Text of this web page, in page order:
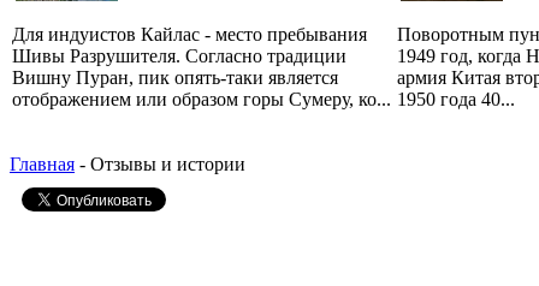
Для индуистов Кайлас - место пребывания
Шивы Разрушителя. Согласно традиции
Вишну Пуран, пик опять-таки является
отображением или образом горы Сумеру, ко...
Поворотным
1949 год, когда
армия Китая
1950 года 40...
Главная - Отзывы и истории